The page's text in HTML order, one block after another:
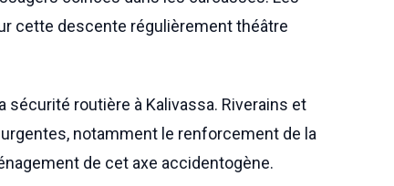
cette descente régulièrement théâtre
sécurité routière à Kalivassa. Riverains et
notamment le renforcement de la
de cet axe accidentogène.